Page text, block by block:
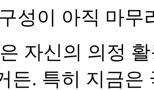
성이 아직 마무
자신의 의정
든. 특히 지금은